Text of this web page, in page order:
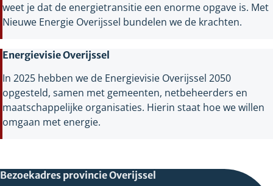
weet je dat de energietransitie een enorme opgave is. Met
Nieuwe Energie Overijssel bundelen we de krachten.
Energievisie Overijssel
In 2025 hebben we de Energievisie Overijssel 2050
opgesteld, samen met gemeenten, netbeheerders en
maatschappelijke organisaties. Hierin staat hoe we willen
omgaan met energie.
Bezoekadres provincie Overijssel